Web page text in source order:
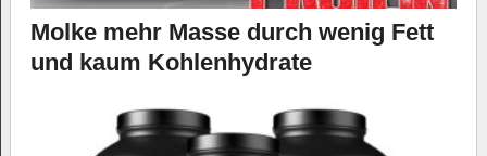
Molke mehr Masse durch wenig Fett
und kaum Kohlenhydrate